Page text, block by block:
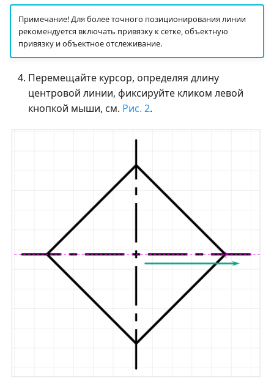
Примечание! Для более точного позиционирования линии
рекомендуется включать привязку к сетке, объектную
привязку и объектное отслеживание.
Перемещайте курсор, определяя длину
центровой линии, фиксируйте кликом левой
кнопкой мыши, см. Рис. 2.